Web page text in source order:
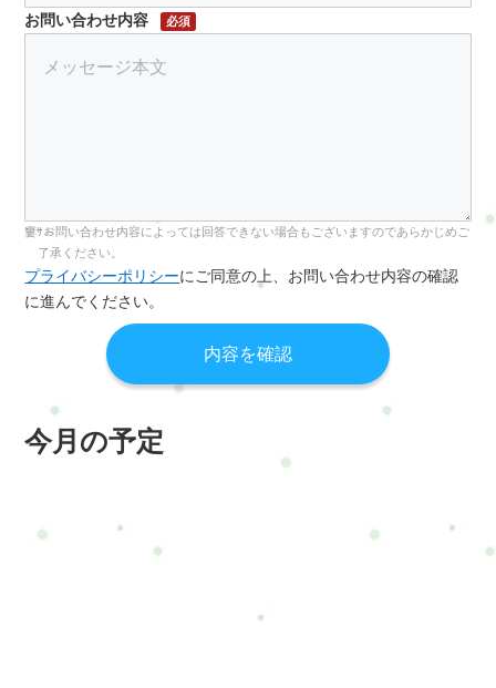
お問い合わせ内容 必須
お問い合わせ内容によっては回答できない場合もございますのであらかじめご
了承ください。
プライバシーポリシーにご同意の上、お問い合わせ内容の確認
に進んでください。
今月の予定